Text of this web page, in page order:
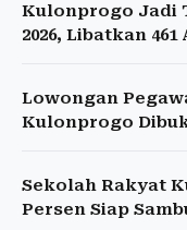
Kulonprogo Jadi
2026, Libatkan
Lowongan
Kulonprogo
Sekolah Rakyat
Persen Siap